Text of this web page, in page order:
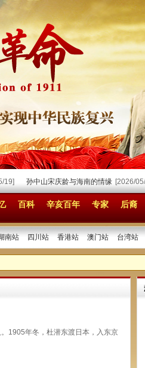
孙中山宋庆龄与海南的情缘 [2026/05/07]
百科 辛亥百年 专家 后裔
南站 四川站 香港站 澳门站 台湾站
1905年冬，杜潜东渡日本，入东京